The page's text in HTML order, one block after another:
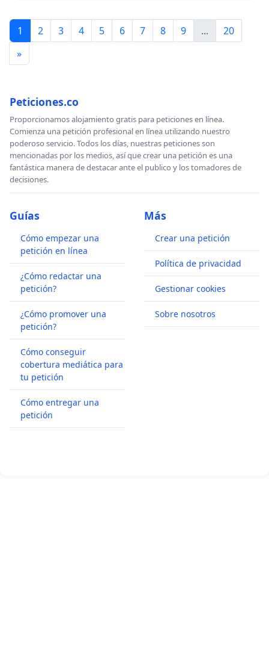
1 2 3 4 5 6 7 8 9 ...
20
»
Peticiones.co
Proporcionamos alojamiento gratis para peticiones en línea.
Comienza una petición profesional en línea utilizando nuestro
poderoso servicio. Todos los días, nuestras peticiones son
mencionadas por los medios, así que crear una petición es una
fantástica manera de destacar ante el publico y los tomadores de
decisiones.
Guías
Cómo empezar una
petición en línea
¿Cómo redactar una
petición?
¿Cómo promover una
petición?
Cómo conseguir
cobertura mediática para
tu petición
Cómo entregar una
petición
Más
Crear una petición
Política de privacidad
Gestionar cookies
Sobre nosotros